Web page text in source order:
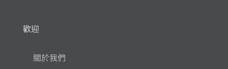
歡迎
關於我們